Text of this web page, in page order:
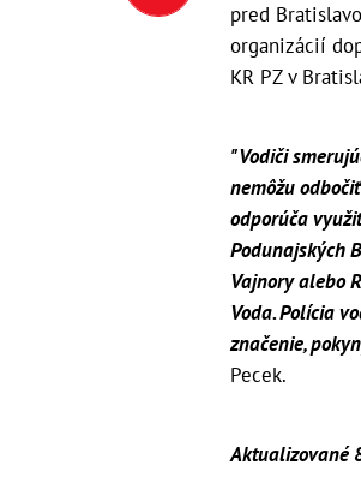
pred
organizácií
KR PZ v
"Vodiči
nemôžu
odporúča
Podunajských
Vajnory alebo
Voda.Polícia
značenie,
Pecek.
Aktualizované